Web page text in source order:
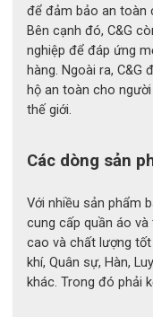
Mua găng tay
Novax chính
Bảo hộ lao động
phong trên toàn
động chính hãng,
để đảm bảo an toàn
Bên cạnh đó, C&G
nghiệp để đáp ứng
hàng. Ngoài ra, C&G
hộ an toàn cho
thế giới.
Các dòng sản
Với nhiều sản phẩm
cung cấp quần áo
cao và chất lượng
khí, Quân sự, Hàn,
khác. Trong đó phải